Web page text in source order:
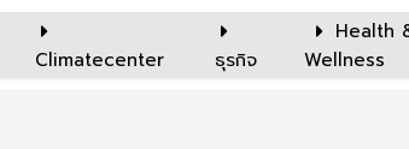
Climatecenter ธุรกิจ
Health
Wellness